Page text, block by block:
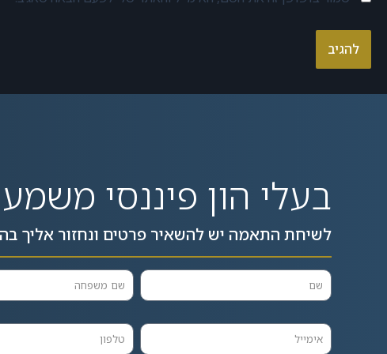
בעלי הון פיננסי
לשיחת התאמה יש להשאיר פרטים ונחזור אליך